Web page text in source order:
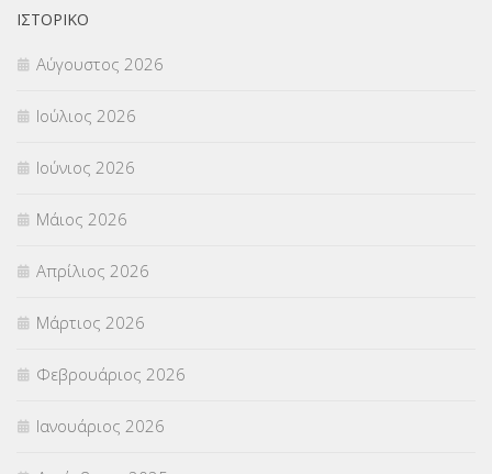
ΟΙΚΟΝΟΜΙΚΑ ΘΕΜΑΤΑ
Π.Ε.Κ. ΗΡΑΚΛΕΙΟΥ
ΠΑΝΕΛΛΑΔΙΚΕΣ ΕΞΕΤΑΣΕΙΣ
ΠΡΟΚΗΡΥΞΕΙΣ
ΣΕΜΙΝΑΡΙΑ – ΗΜΕΡΙΔΕΣ
ΣΕΠ(50)
ΣΤΕΛΕΧΗ (360)
ΣΥΜΒΟΥΛΕΥΤΙΚΟΣ ΣΤΑΘΜΟΣ ΝΕΩΝ
ΣΥΝΤΑΞΕΙΣ(12)
ΙΣΤΟΡΙΚΌ
Αύγουστος 2026
Ιούλιος 2026
Ιούνιος 2026
Μάιος 2026
Απρίλιος 2026
Μάρτιος 2026
Φεβρουάριος 2026
Ιανουάριος 2026